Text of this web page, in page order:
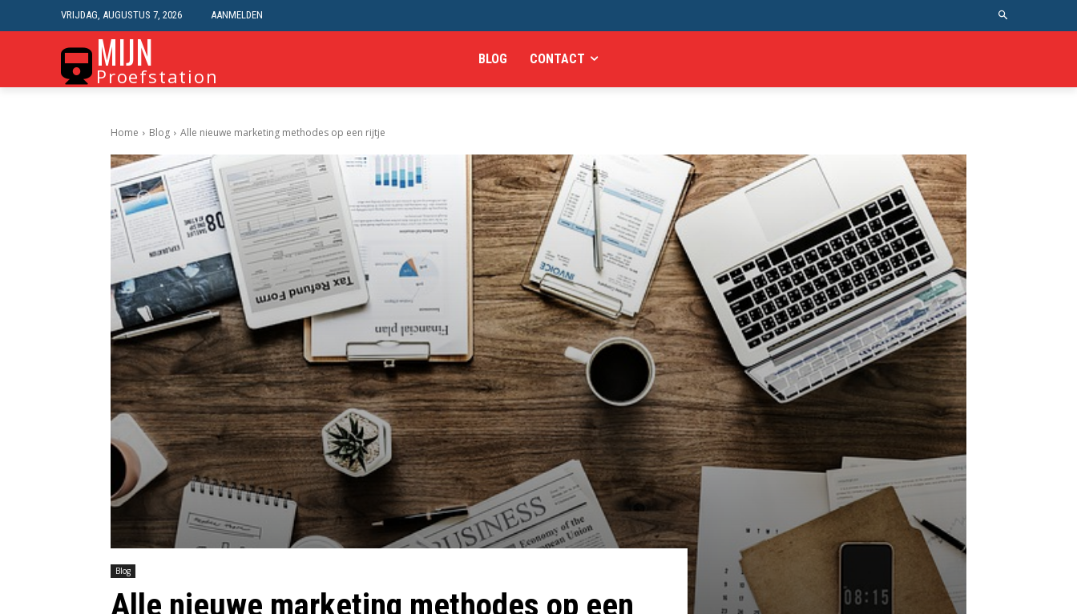
VRIJDAG, AUGUSTUS 7, 2026 AANMELDEN
MIJN
Proefstation
BLOG CONTACT
Home Blog Alle nieuwe marketing methodes op een rijtje
Blog
Alle nieuwe marketing methodes op een